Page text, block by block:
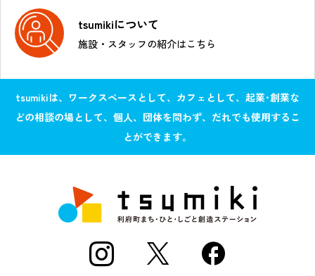
tsumikiについて
施設・スタッフの紹介はこちら
tsumikiは、ワークスペースとして、カフェとして、起業･創業な
どの相談の場として、個人、団体を問わず、だれでも使用するこ
とができます。